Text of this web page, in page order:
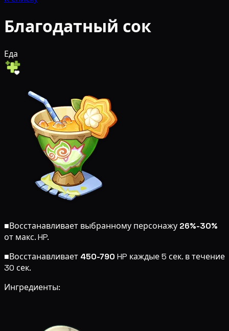
Благодатный сок
Еда
■Восстанавливает выбранному персонажу 26%-30%
от макс. HP.
■Восстанавливает 450-790 HP каждые 5 сек. в течение
30 сек.
Ингредиенты: